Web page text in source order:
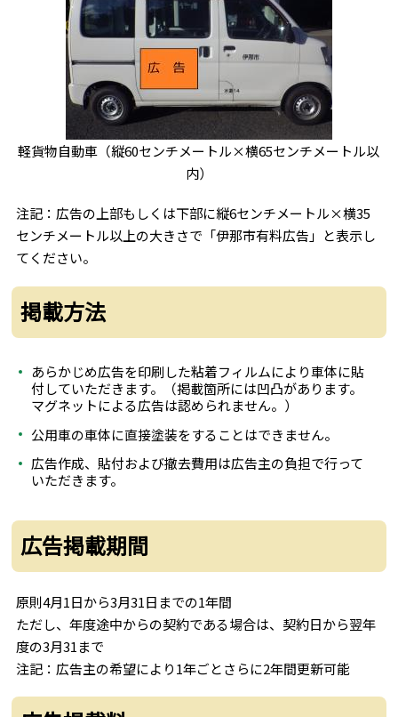
軽貨物自動車（縦60センチメートル×横65センチメートル以
内）
注記：広告の上部もしくは下部に縦6センチメートル×横35
センチメートル以上の大きさで「伊那市有料広告」と表示し
てください。
掲載方法
あらかじめ広告を印刷した粘着フィルムにより車体に貼
付していただきます。（掲載箇所には凹凸があります。
マグネットによる広告は認められません。）
公用車の車体に直接塗装をすることはできません。
広告作成、貼付および撤去費用は広告主の負担で行って
いただきます。
広告掲載期間
原則4月1日から3月31日までの1年間
ただし、年度途中からの契約である場合は、契約日から翌年
度の3月31まで
注記：広告主の希望により1年ごとさらに2年間更新可能